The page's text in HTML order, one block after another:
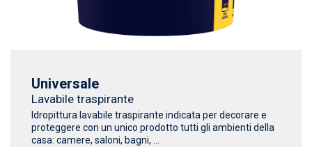
Universale
Lavabile traspirante
Idropittura lavabile traspirante indicata per decorare e
proteggere con un unico prodotto tutti gli ambienti della
casa: camere, saloni, bagni, ...